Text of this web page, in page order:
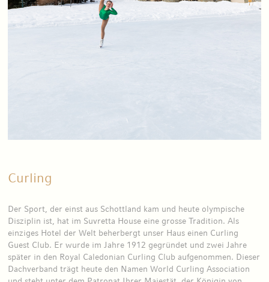
Curling
Der Sport, der einst aus Schottland kam und heute olympische
Disziplin ist, hat im Suvretta House eine grosse Tradition. Als
einziges Hotel der Welt beherbergt unser Haus einen Curling
Guest Club. Er wurde im Jahre 1912 gegründet und zwei Jahre
später in den Royal Caledonian Curling Club aufgenommen. Dieser
Dachverband trägt heute den Namen World Curling Association